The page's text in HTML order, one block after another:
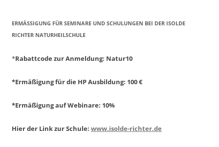
ERMÄSSIGUNG FÜR SEMINARE UND SCHULUNGEN BEI DER ISOLDE R
ICHTER NATURHEILSCHULE
*Rabattcode zur Anmeldung: Natur10
*Ermäßigung für die HP Ausbildung: 100 €
*Ermäßigung auf Webinare: 10%
Hier der Link zur Schule: www.isolde-richter.de